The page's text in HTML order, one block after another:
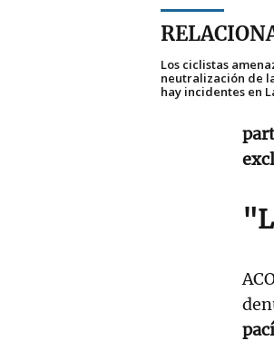
Los ciclistas
neutralización de
hay incidentes en